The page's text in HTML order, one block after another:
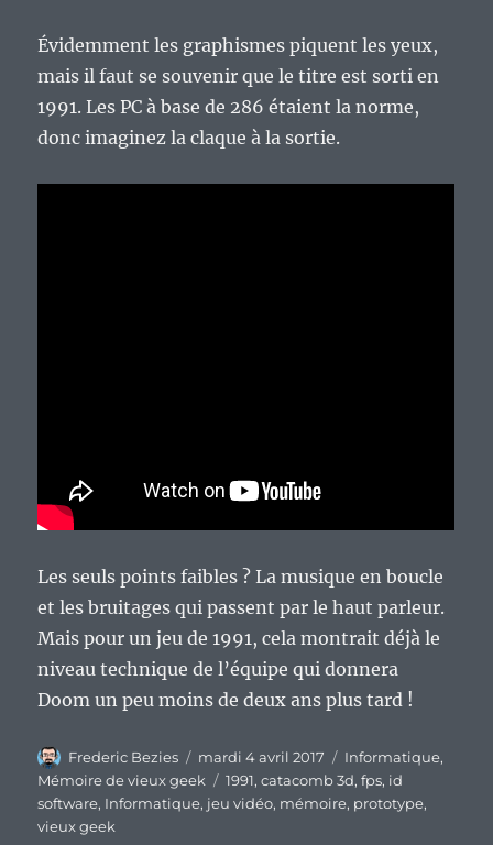
Évidemment les graphismes piquent les yeux,
mais il faut se souvenir que le titre est sorti en
1991. Les PC à base de 286 étaient la norme,
donc imaginez la claque à la sortie.
Les seuls points faibles ? La musique en boucle
et les bruitages qui passent par le haut parleur.
Mais pour un jeu de 1991, cela montrait déjà le
niveau technique de l’équipe qui donnera
Doom un peu moins de deux ans plus tard !
Auteur
Frederic Bezies
Publié
le
mardi 4 avril 2017 Catégories
Informatique,
Mémoire de vieux geek
Étiquettes
1991,catacomb 3d,fps, id
software, Informatique, jeu vidéo, mémoire, prototype,
vieux geek